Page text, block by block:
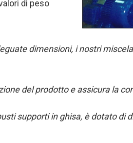
di peso
dimensioni, i nostri
del prodotto e assicura la
supporti in ghisa, è dotato di